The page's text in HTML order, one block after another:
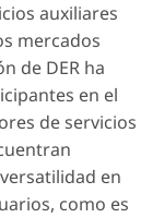
auxiliares
mercados
de DER ha
en el
de servicios
en
como es